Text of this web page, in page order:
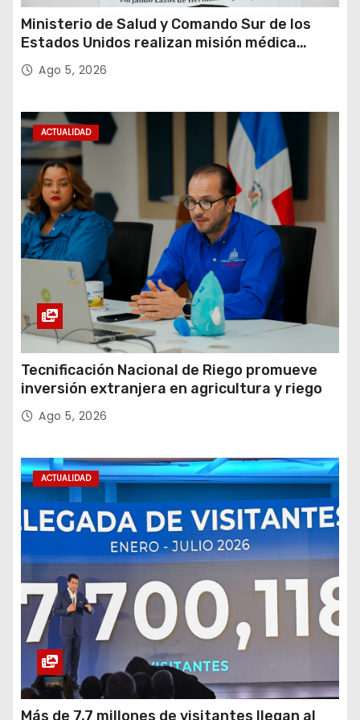
Ministerio de Salud y Comando Sur de los
Estados Unidos realizan misión médica
Amistad 2026 en La Vega
Ago 5, 2026
ACTUALIDAD
Tecnificación Nacional de Riego promueve
inversión extranjera en agricultura y riego
Ago 5, 2026
ACTUALIDAD
Más de 7,7 millones de visitantes llegan al